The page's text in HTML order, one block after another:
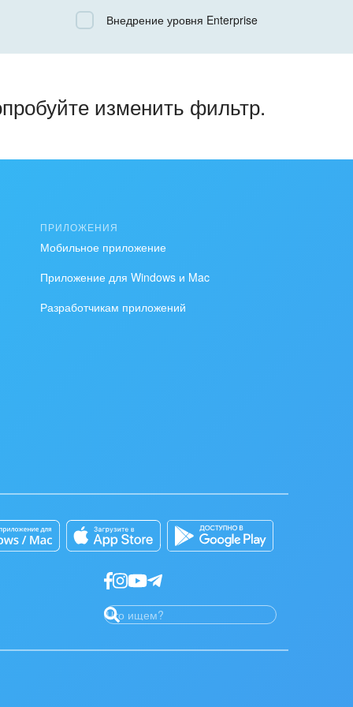
ВсеВнедрение уровня Enterprise
изменить фильтр.
ПРИЛОЖЕНИЯ
Мобильное приложение
Приложение для Windows и Mac
Разработчикам приложений